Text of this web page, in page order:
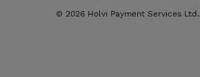
© 2026 Holvi Payment Services Ltd.